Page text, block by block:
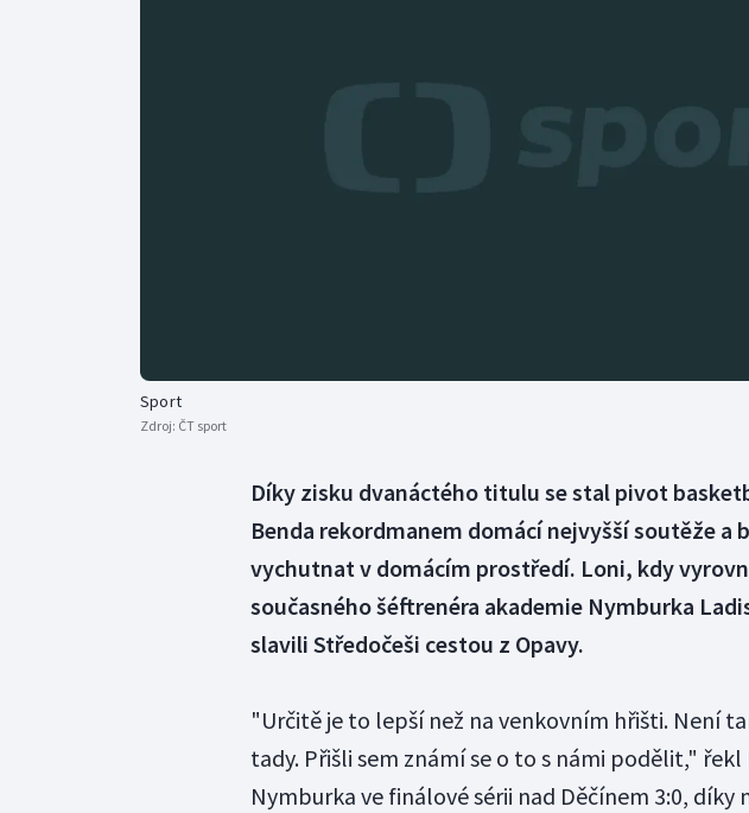
Sport
Zdroj: ČT sport
Díky zisku dvanáctého titulu se stal pivot
Benda rekordmanem domácí nejvyšší soutěže a
vychutnat v domácím prostředí. Loni, kdy
současného šéftrenéra akademie Nymburka
slavili Středočeši cestou z Opavy.
"Určitě je to lepší než na venkovním hřišti. Není
tady. Přišli sem známí se o to s námi podělit,"
Nymburka ve finálové sérii nad Děčínem 3:0, díky